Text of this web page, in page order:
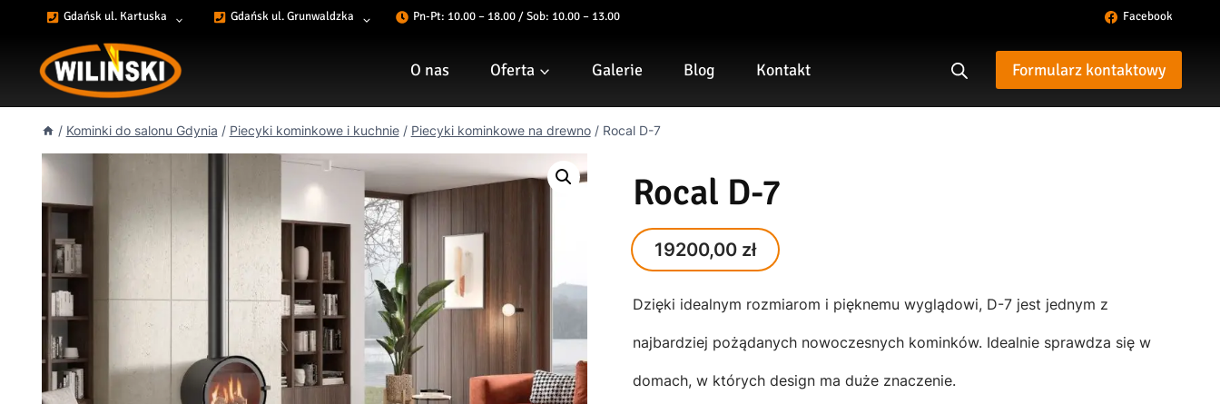
Przejdź
Gdańsk ul. Kartuska Gdańsk ul. Grunwaldzka Pn-Pt: 10.00 – 18.00 / Sob: 10.00 – 13.00 Facebook
O nas Oferta Galerie Blog Kontakt Formularz kontaktowy
/ Kominki do salonu Gdynia / Piecyki kominkowe i kuchnie / Piecyki kominkowe na drewno / Rocal D-7
Rocal D-7
19200,00 zł
Dzięki idealnym rozmiarom i pięknemu wyglądowi, D-7 jest jednym z
najbardziej pożądanych nowoczesnych kominków. Idealnie sprawdza się w
domach, w których design ma duże znaczenie.